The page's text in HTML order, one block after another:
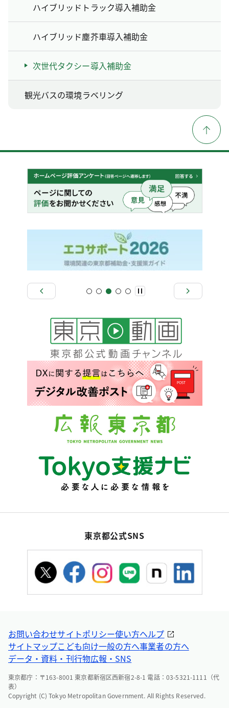
ハイブリッドトラック導入補助金
ハイブリッド塵芥車導入補助金
次世代タクシー導入補助金
観光バスの環境ラベリング
東京都公式SNS
お問い合わせサイトポリシー使い方ヘルプ
サイトマップこども向け一般の方へ事業者の方へ
データ・資料・刊行物広報・SNS
東京都庁：〒163-8001 東京都新宿区西新宿2-8-1 電話：03-5321-1111（代
表）
Copyright (C) Tokyo Metropolitan Government. All Rights Reserved.